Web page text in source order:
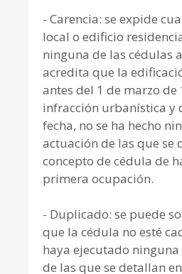
- Carencia: se expide
local o edificio
ninguna de las cédulas
acredita que la
antes del 1 de marzo de
infracción urbanística y
fecha, no se ha hecho
actuación de las que se
concepto de cédula de
primera ocupación.
- Duplicado: se puede
que la cédula no esté
haya ejecutado
de las que se detallan